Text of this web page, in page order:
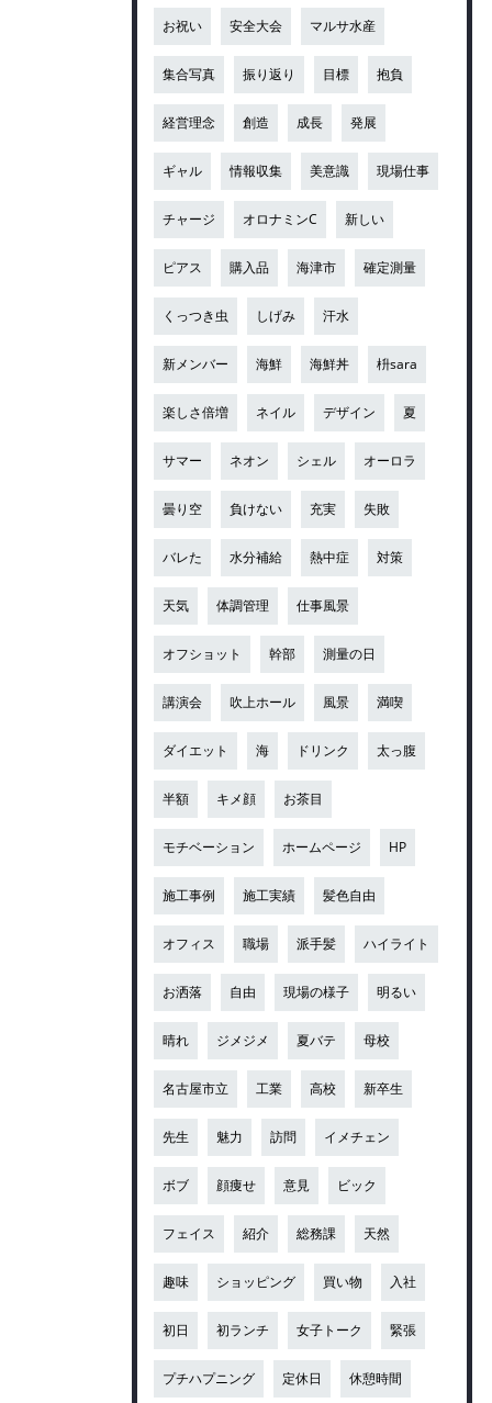
お祝い 安全大会 マルサ水産
集合写真 振り返り 目標 抱負
経営理念 創造 成長 発展
ギャル 情報収集 美意識 現場仕事
チャージ オロナミンC 新しい
ピアス 購入品 海津市 確定測量
くっつき虫 しげみ 汗水
新メンバー 海鮮 海鮮丼 枡sara
楽しさ倍増 ネイル デザイン 夏
サマー ネオン シェル オーロラ
曇り空 負けない 充実 失敗
バレた 水分補給 熱中症 対策
天気 体調管理 仕事風景
オフショット 幹部 測量の日
講演会 吹上ホール 風景 満喫
ダイエット 海 ドリンク 太っ腹
半額 キメ顔 お茶目
モチベーション ホームページ HP
施工事例 施工実績 髪色自由
オフィス 職場 派手髪 ハイライト
お洒落 自由 現場の様子 明るい
晴れ ジメジメ 夏バテ 母校
名古屋市立 工業 高校 新卒生
先生 魅力 訪問 イメチェン
ボブ 顔痩せ 意見 ビック
フェイス 紹介 総務課 天然
趣味 ショッピング 買い物 入社
初日 初ランチ 女子トーク 緊張
プチハプニング 定休日 休憩時間